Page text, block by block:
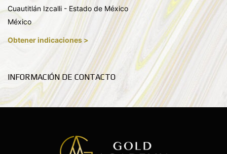
Cuautitlán Izcalli - Estado de México
México
Obtener indicaciones >
INFORMACIÓN DE CONTACTO